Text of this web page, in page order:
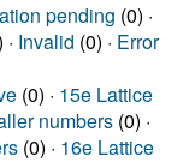
pending (0) ·
Invalid (0) · Error
(0) · 15e Lattice
numbers (0) ·
(0) · 16e Lattice